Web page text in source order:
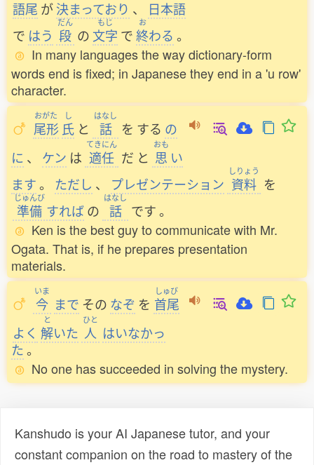
語尾 が決まっており 、
日本語
で はう
だん
段 の
もじ
文字 で
お
終わる 。
In many languages the way dictionary-form
words end is fixed; in Japanese they end in a 'u row'
character.
おがた
尾形
し
氏 と
はなし
話 を する の
に 、 ケン は
てきにん
適任 だ と
おも
思 い
ます。 ただし 、 プレゼンテーション
しりょう
資料 を
じゅんび
準備 すればの
はなし
話 です。
Ken is the best guy to communicate with Mr.
Ogata. That is, if he prepares presentation
materials.
いま
今 まで その なぞ を
しゅび
首尾
よく
と
解いた
ひと
人 はいなかっ
た。
No one has succeeded in solving the mystery.
Kanshudo is your AI Japanese tutor, and your
constant companion on the road to mastery of the